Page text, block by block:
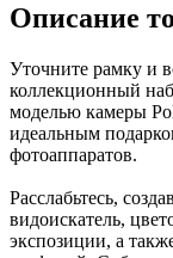
Описание
Уточните рамку и
коллекционный
моделью камеры
идеальным
фотоаппаратов.
Расслабьтесь,
видоискатель,
экспозиции, а